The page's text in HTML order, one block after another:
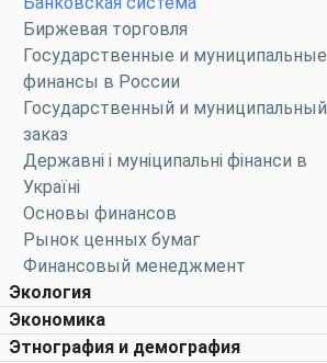
Биржевая торговля
Государственные и муниципальные
финансы в России
Государственный и муниципальный
заказ
Державні і муніципальні фінанси в
Україні
Основы финансов
Рынок ценных бумаг
Финансовый менеджмент
Экология
Экономика
Этнография и демография